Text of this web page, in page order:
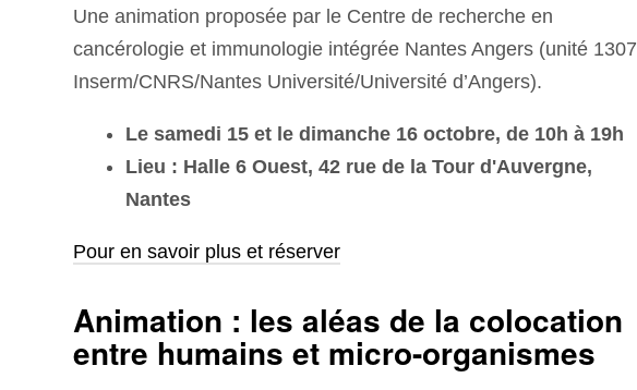
Une animation proposée par le Centre de recherche en
cancérologie et immunologie intégrée Nantes Angers (unité 1307
Inserm/CNRS/Nantes Université/Université d’Angers).
Le samedi 15 et le dimanche 16 octobre, de 10h à 19h
Lieu : Halle 6 Ouest, 42 rue de la Tour d'Auvergne,
Nantes
Pour en savoir plus et réserver
Animation : les aléas de la colocation
entre humains et micro-organismes